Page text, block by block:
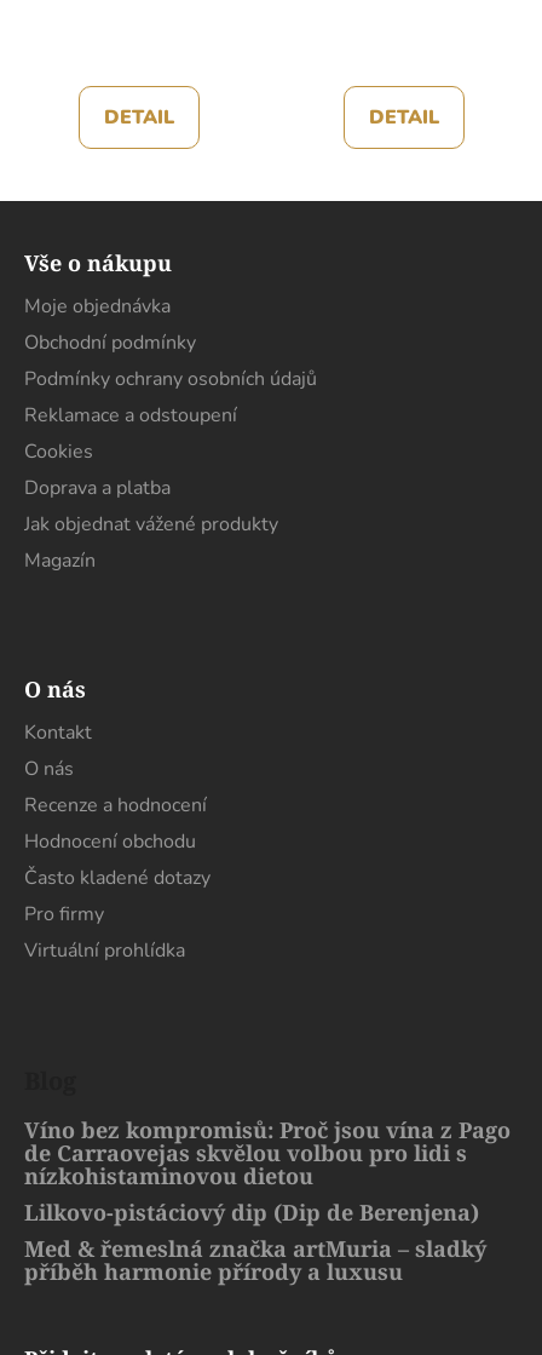
DETAIL DETAIL
Vše o nákupu
Moje objednávka
Obchodní podmínky
Podmínky ochrany osobních údajů
Reklamace a odstoupení
Cookies
Doprava a platba
Jak objednat vážené produkty
Magazín
O nás
Kontakt
O nás
Recenze a hodnocení
Hodnocení obchodu
Často kladené dotazy
Pro firmy
Virtuální prohlídka
Víno bez kompromisů: Proč jsou vína z Pago
de Carraovejas skvělou volbou pro lidi s
nízkohistaminovou dietou
Lilkovo-pistáciový dip (Dip de Berenjena)
Med & řemeslná značka artMuria – sladký
příběh harmonie přírody a luxusu